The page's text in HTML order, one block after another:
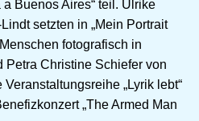
Buenos Aires“ teil. Ulrike
setzten in „Mein Portrait
fotografisch in
Petra Christine Schiefer von
Veranstaltungsreihe „Lyrik lebt“
„The Armed Man